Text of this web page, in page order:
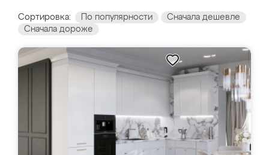
Сортировка: По популярности
Сначала дешевле
Сначала дороже